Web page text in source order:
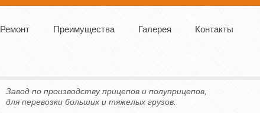
Ремонт Преимущества Галерея Контакты
Завод по производству прицепов и полуприцепов,
для перевозки больших и тяжелых грузов.